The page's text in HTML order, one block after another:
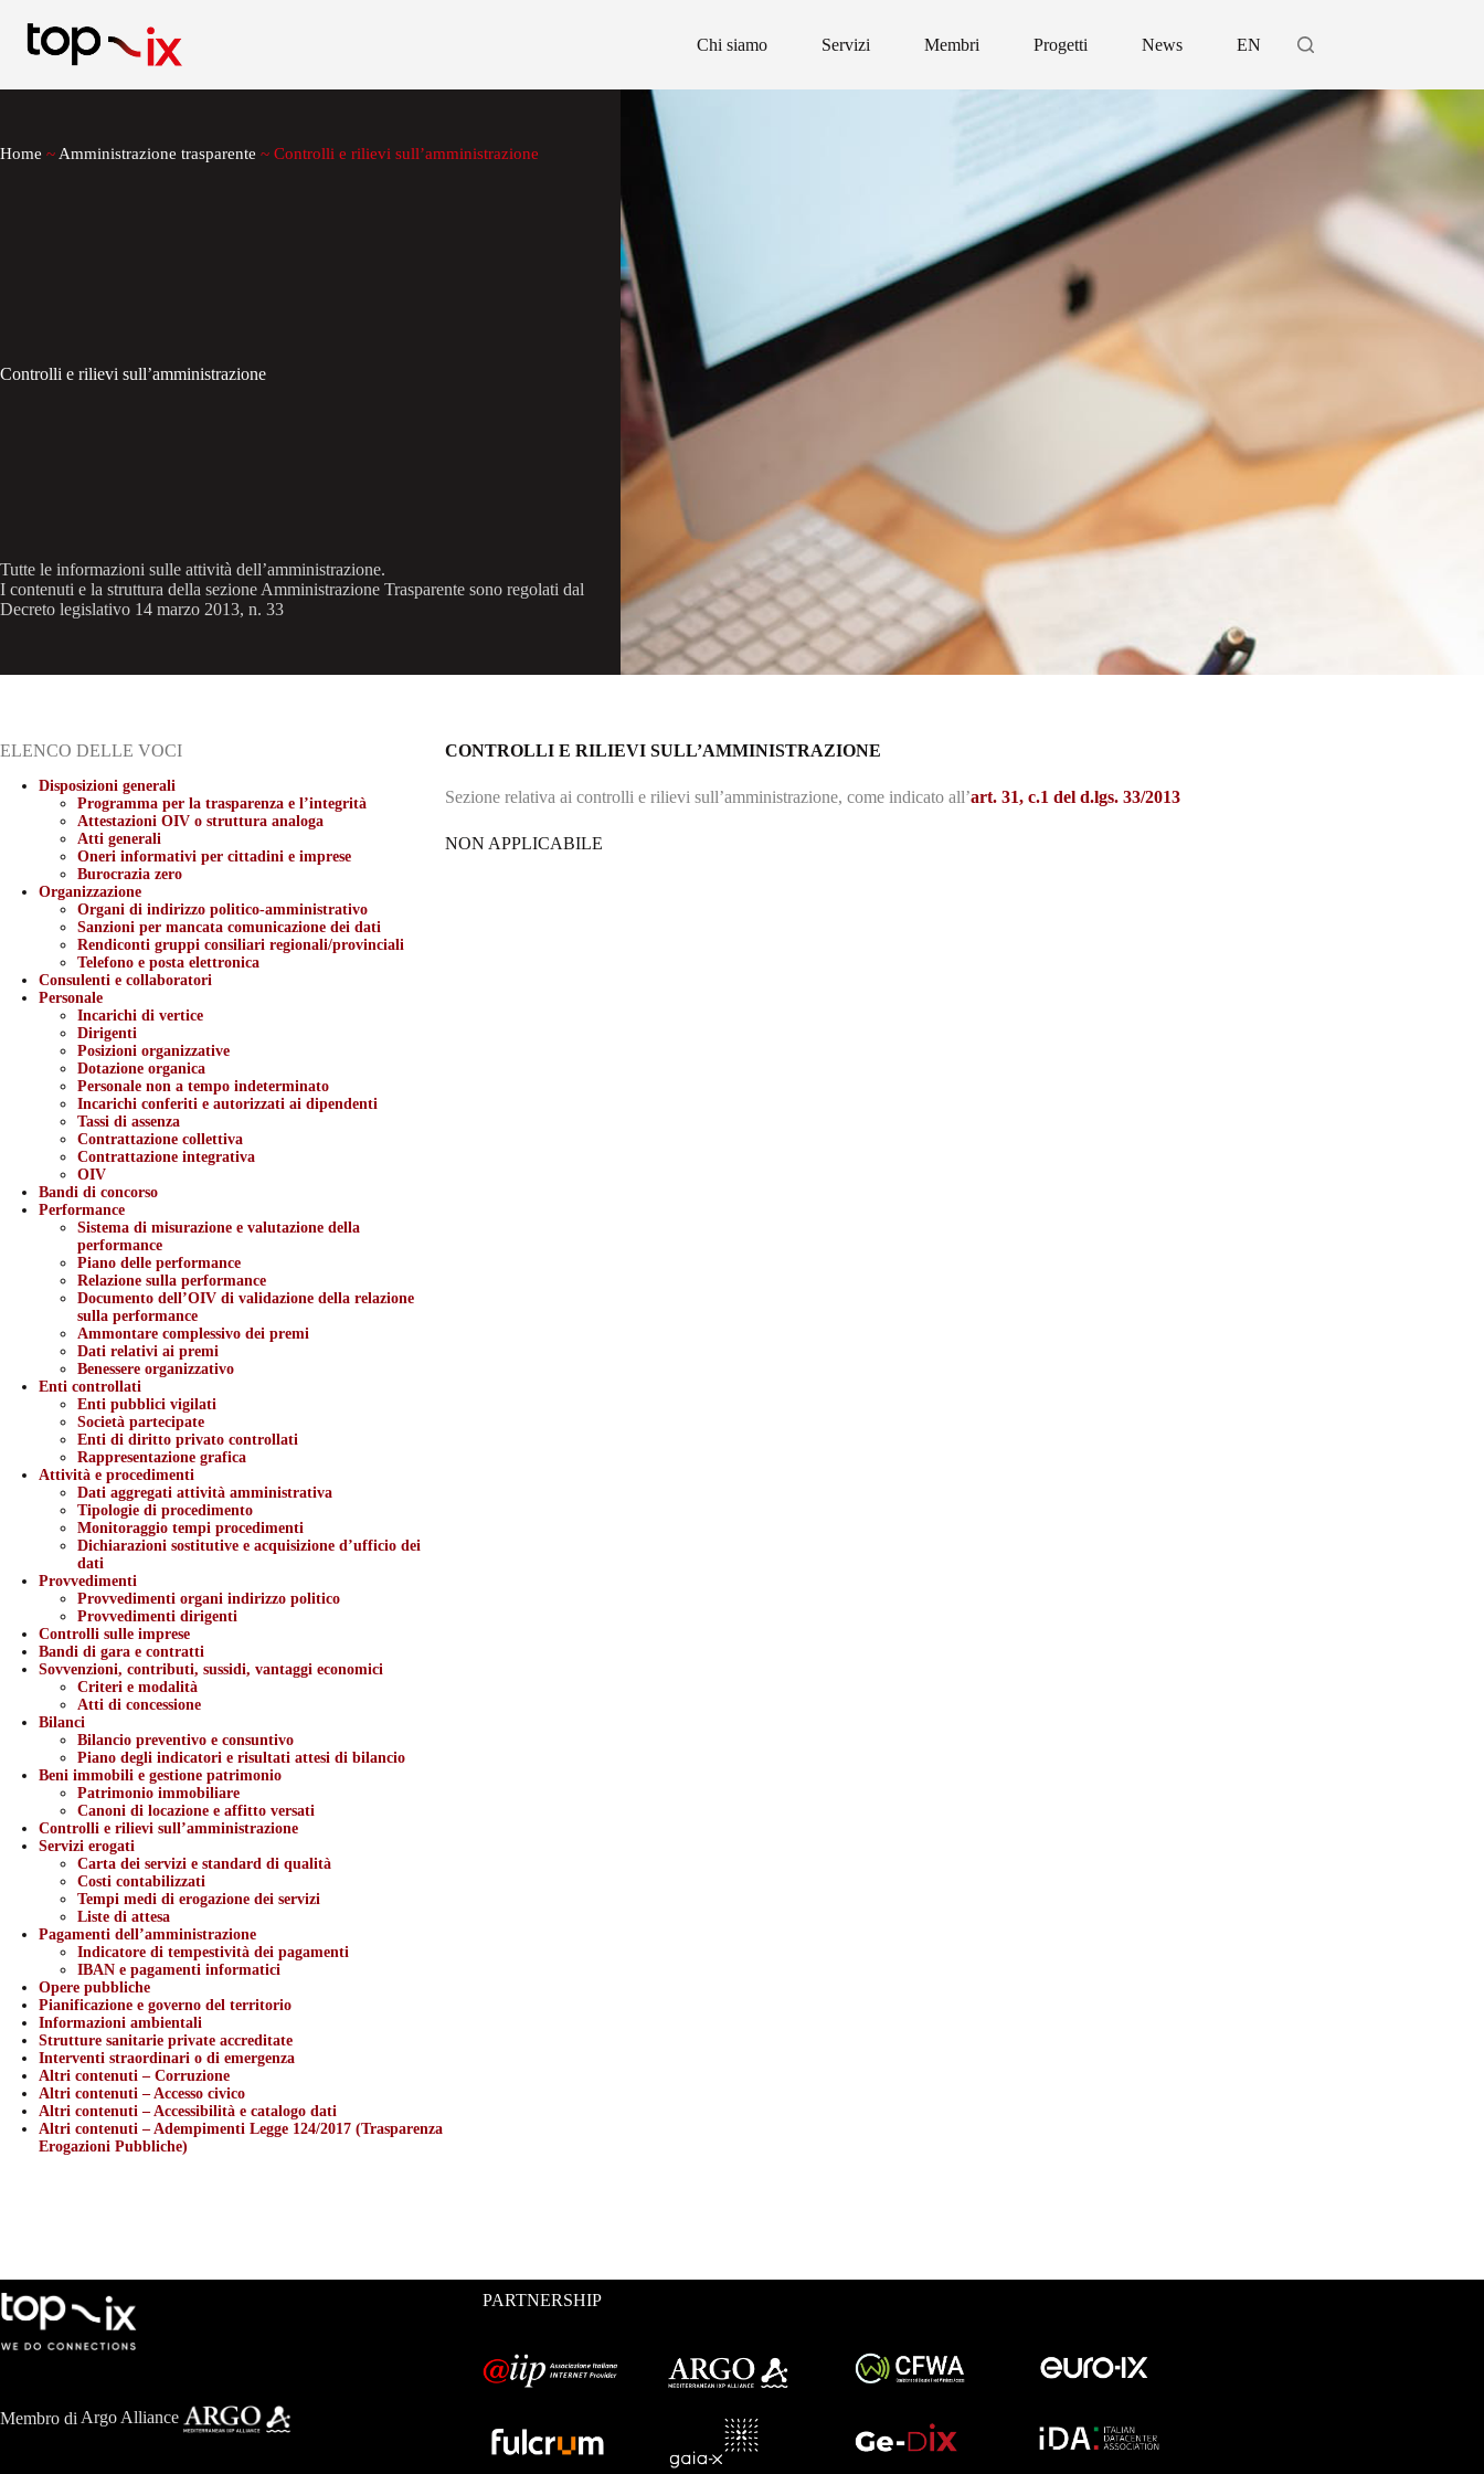
contenuto
Chi siamo Servizi Membri Progetti News EN
Home ~ Amministrazione trasparente ~ Controlli e rilievi sull’amministrazione
Controlli e rilievi sull’amministrazione
Tutte le informazioni sulle attività dell’amministrazione.
I contenuti e la struttura della sezione Amministrazione Trasparente sono regolati dal
Decreto legislativo 14 marzo 2013, n. 33
ELENCO DELLE VOCI
Disposizioni generali
Programma per la trasparenza e l’integrità
Attestazioni OIV o struttura analoga
Atti generali
Oneri informativi per cittadini e imprese
Burocrazia zero
Organizzazione
Organi di indirizzo politico-amministrativo
Sanzioni per mancata comunicazione dei dati
Rendiconti gruppi consiliari regionali/provinciali
Telefono e posta elettronica
Consulenti e collaboratori
Personale
Incarichi di vertice
Dirigenti
Posizioni organizzative
Dotazione organica
Personale non a tempo indeterminato
Incarichi conferiti e autorizzati ai dipendenti
Tassi di assenza
Contrattazione collettiva
Contrattazione integrativa
OIV
Bandi di concorso
Performance
Sistema di misurazione e valutazione della
performance
Piano delle performance
Relazione sulla performance
Documento dell’OIV di validazione della relazione
sulla performance
Ammontare complessivo dei premi
Dati relativi ai premi
Benessere organizzativo
Enti controllati
Enti pubblici vigilati
Società partecipate
Enti di diritto privato controllati
Rappresentazione grafica
Attività e procedimenti
Dati aggregati attività amministrativa
Tipologie di procedimento
Monitoraggio tempi procedimenti
Dichiarazioni sostitutive e acquisizione d’ufficio dei
dati
Provvedimenti
Provvedimenti organi indirizzo politico
Provvedimenti dirigenti
Controlli sulle imprese
Bandi di gara e contratti
Sovvenzioni, contributi, sussidi, vantaggi economici
Criteri e modalità
Atti di concessione
Bilanci
Bilancio preventivo e consuntivo
Piano degli indicatori e risultati attesi di bilancio
Beni immobili e gestione patrimonio
Patrimonio immobiliare
Canoni di locazione e affitto versati
Controlli e rilievi sull’amministrazione
Servizi erogati
Carta dei servizi e standard di qualità
Costi contabilizzati
Tempi medi di erogazione dei servizi
Liste di attesa
Pagamenti dell’amministrazione
Indicatore di tempestività dei pagamenti
IBAN e pagamenti informatici
Opere pubbliche
Pianificazione e governo del territorio
Informazioni ambientali
Strutture sanitarie private accreditate
Interventi straordinari o di emergenza
Altri contenuti – Corruzione
Altri contenuti – Accesso civico
Altri contenuti – Accessibilità e catalogo dati
Altri contenuti – Adempimenti Legge 124/2017 (Trasparenza
Erogazioni Pubbliche)
CONTROLLI E RILIEVI SULL’AMMINISTRAZIONE
Sezione relativa ai controlli e rilievi sull’amministrazione, come indicato all’art. 31, c.1 del d.lgs. 33/2013
NON APPLICABILE
Membro di Argo Alliance
PARTNERSHIP